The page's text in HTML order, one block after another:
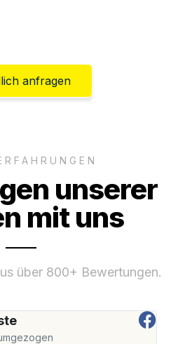
anfragen
unserer
mit uns
über 800+ Bewertungen.